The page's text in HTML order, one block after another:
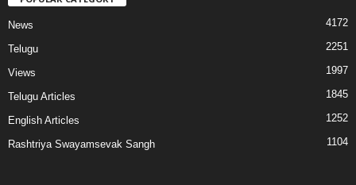
News 4172
Telugu 2251
Views 1997
Telugu Articles 1845
English Articles 1252
Rashtriya Swayamsevak Sangh 1104